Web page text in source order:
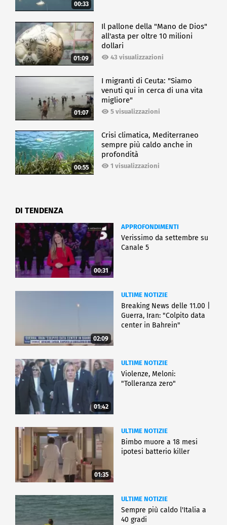
00:33
01:09
Il pallone della "Mano de Dios"
all'asta per oltre 10 milioni
dollari
43 visualizzazioni
01:07
I migranti di Ceuta: "Siamo
venuti qui in cerca di una vita
migliore"
5 visualizzazioni
00:55
Crisi climatica, Mediterraneo
sempre più caldo anche in
profondità
1 visualizzazioni
DI TENDENZA
00:31
APPROFONDIMENTI
Verissimo da settembre su
Canale 5
02:09
ULTIME NOTIZIE
Breaking News delle 11.00 |
Guerra, Iran: "Colpito data
center in Bahrein"
01:42
ULTIME NOTIZIE
Violenze, Meloni:
"Tolleranza zero"
01:35
ULTIME NOTIZIE
Bimbo muore a 18 mesi
ipotesi batterio killer
ULTIME NOTIZIE
Sempre più caldo l'Italia a
40 gradi